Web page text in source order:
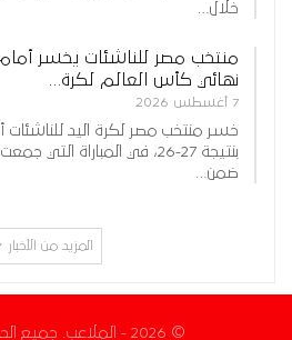
خلال…
منتخب مصر للناشئات يخسر
نهائي كأس العالم لكرة…
7 أغسطس 2026
خسر منتخب مصر لكرة اليد للناشئات
بنتيجة 27-26، في المباراة
ضمن…
المزيد من الأخبار
© 2026 - الملاعب. جميع الحقوق محفوظة.